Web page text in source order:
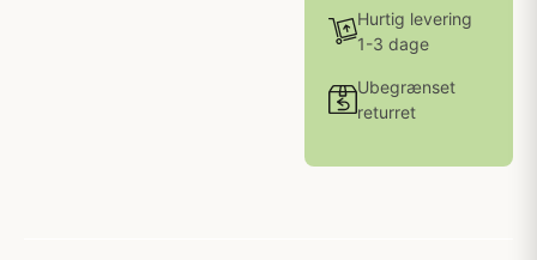
Hurtig levering
1-3 dage
Ubegrænset
returret